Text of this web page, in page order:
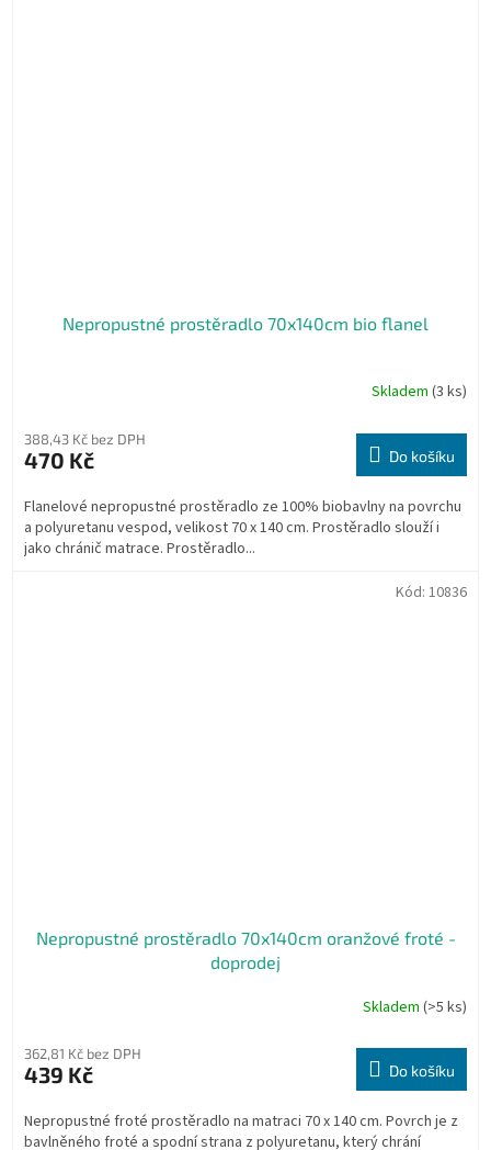
Nepropustné prostěradlo 70x140cm bio flanel
Skladem (3 ks)
388,43 Kč bez DPH
470 Kč Do košíku
Flanelové nepropustné prostěradlo ze 100% biobavlny na povrchu
a polyuretanu vespod, velikost 70 x 140 cm. Prostěradlo slouží i
jako chránič matrace. Prostěradlo...
Nepropustné prostěradlo 70x140cm oranžové froté -
doprodej
Skladem (>5 ks)
362,81 Kč bez DPH
439 Kč Do košíku
Nepropustné froté prostěradlo na matraci 70 x 140 cm. Povrch je z
bavlněného froté a spodní strana z polyuretanu, který chrání
Kód: 10836